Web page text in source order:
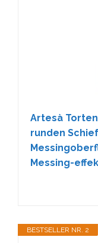
Artesà
runden
Messing-
BESTSELLER NR. 2